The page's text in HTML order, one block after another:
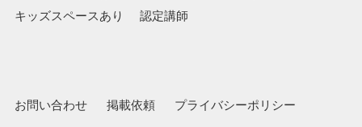
キッズスペースあり
認定講師
お問い合わせ 掲載依頼 プライバシーポリシー